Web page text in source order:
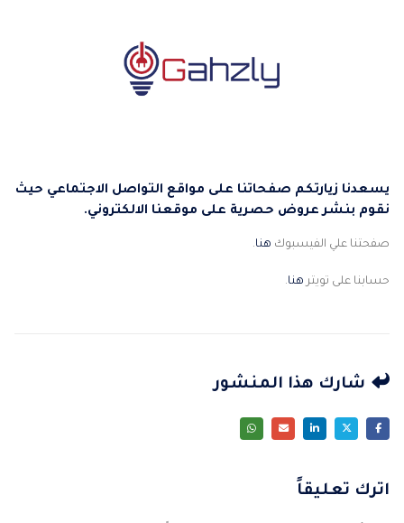
يسعدنا زيارتكم صفحاتنا على مواقع التواصل الاجتماعي حيث
نقوم بنشر عروض حصرية على موقعنا الالكتروني.
صفحتنا علي الفيسبوك هنا.
حسابنا على تويتر هنا.
شارك هذا المنشور
اترك تعليقاً